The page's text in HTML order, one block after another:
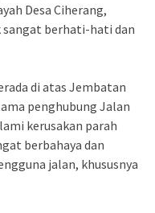
Desa Ciherang,
berhati-hati dan
di atas Jembatan
penghubung Jalan
kerusakan parah
berbahaya dan
jalan, khususnya